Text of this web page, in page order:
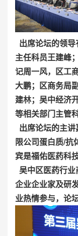
出席论坛的领
主任科员王建峰
记周一风，区工
大鹏；区商务局
建林；吴中经济
等相关部门主管
出席论坛的主
限公司蛋白质/抗
宾是福佑医药科
吴中区医药行
企业企业家及研
业热情参与，论